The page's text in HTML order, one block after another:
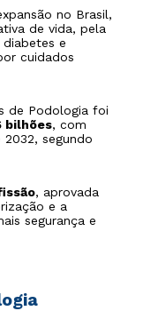
no Brasil,
de vida, pela
e
cuidados
de Podologia foi
bilhões, com
segundo
, aprovada
e a
segurança e